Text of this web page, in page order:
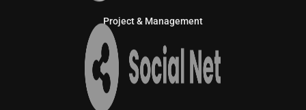
Project & Management